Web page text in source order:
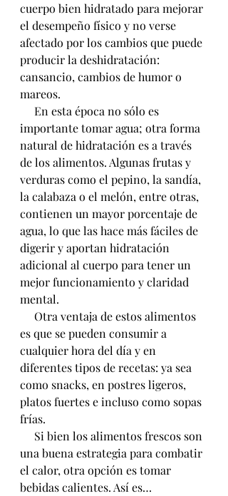
cuerpo bien hidratado para mejorar
el desempeño físico y no verse
afectado por los cambios que puede
producir la deshidratación:
cansancio, cambios de humor o
mareos.
En esta época no sólo es
importante tomar agua; otra forma
natural de hidratación es a través
de los alimentos. Algunas frutas y
verduras como el pepino, la sandía,
la calabaza o el melón, entre otras,
contienen un mayor porcentaje de
agua, lo que las hace más fáciles de
digerir y aportan hidratación
adicional al cuerpo para tener un
mejor funcionamiento y claridad
mental.
Otra ventaja de estos alimentos
es que se pueden consumir a
cualquier hora del día y en
diferentes tipos de recetas: ya sea
como snacks, en postres ligeros,
platos fuertes e incluso como sopas
frías.
Si bien los alimentos frescos son
una buena estrategia para combatir
el calor, otra opción es tomar
bebidas calientes. Así es…